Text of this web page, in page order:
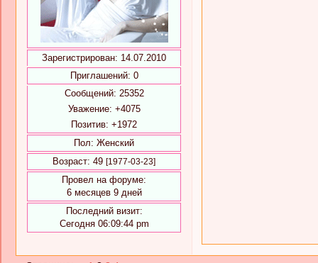
Зарегистрирован: 14.07.2010
Приглашений: 0
Сообщений: 25352
Уважение: +4075
Позитив: +1972
Пол: Женский
Возраст: 49 [1977-03-23]
Провел на форуме:
6 месяцев 9 дней
Последний визит:
Сегодня 06:09:44 pm